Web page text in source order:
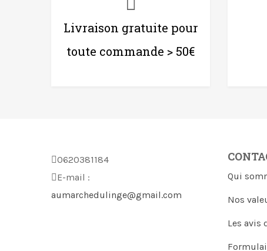
Livraison gratuite pour
toute commande > 50€
0620381184
E-mail :
aumarchedulinge@gmail.com
Qui
Nos
Les avis